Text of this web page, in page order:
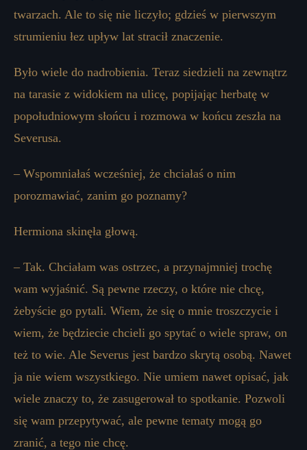
twarzach. Ale to się nie liczyło; gdzieś w pierwszym
strumieniu łez upływ lat stracił znaczenie.
Było wiele do nadrobienia. Teraz siedzieli na zewnątrz
na tarasie z widokiem na ulicę, popijając herbatę w
popołudniowym słońcu i rozmowa w końcu zeszła na
Severusa.
– Wspomniałaś wcześniej, że chciałaś o nim
porozmawiać, zanim go poznamy?
Hermiona skinęła głową.
– Tak. Chciałam was ostrzec, a przynajmniej trochę
wam wyjaśnić. Są pewne rzeczy, o które nie chcę,
żebyście go pytali. Wiem, że się o mnie troszczycie i
wiem, że będziecie chcieli go spytać o wiele spraw, on
też to wie. Ale Severus jest bardzo skrytą osobą. Nawet
ja nie wiem wszystkiego. Nie umiem nawet opisać, jak
wiele znaczy to, że zasugerował to spotkanie. Pozwoli
się wam przepytywać, ale pewne tematy mogą go
zranić, a tego nie chcę.